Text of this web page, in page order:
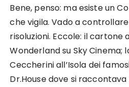
Bene, penso: ma esiste un
che vigila. Vado a
risoluzioni. Eccole: il cartone
Wonderland su Sky Cinema;
Ceccherini all’Isola dei
Dr.House dove si